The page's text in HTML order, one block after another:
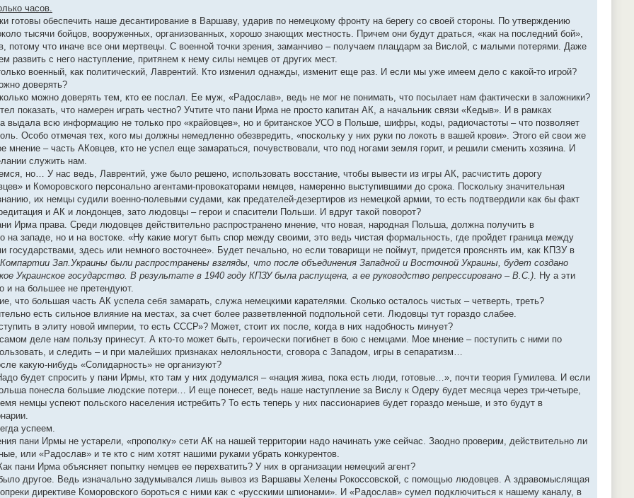
часов.
готовы обеспечить наше десантирование в Варшаву, ударив по немецкому фронту на берегу со своей стороны. По утверждению
тысячи бойцов, вооруженных, организованных, хорошо знающих местность. Причем они будут драться, «как на последний бой»,
потому что иначе все они мертвецы. С военной точки зрения, заманчиво – получаем плацдарм за Вислой, с малыми потерями. Даже
развить с него наступление, притянем к нему силы немцев от других мест.
военный, как политический, Лаврентий. Кто изменил однажды, изменит еще раз. И если мы уже имеем дело с какой-то игрой?
доверять?
можно доверять тем, кто ее послал. Ее муж, «Радослав», ведь не мог не понимать, что посылает нам фактически в заложники?
показать, что намерен играть честно? Учтите что пани Ирма не просто капитан АК, а начальник связи «Кедыв». И в рамках
выдала всю информацию не только про «крайовцев», но и британское УСО в Польше, шифры, коды, радиочастоты – что позволяет
Особо отмечая тех, кого мы должны немедленно обезвредить, «поскольку у них руки по локоть в вашей крови». Этого ей свои же
мнение – часть АКовцев, кто не успел еще замараться, почувствовали, что под ногами земля горит, и решили сменить хозяина. И
служить нам.
но… У нас ведь, Лаврентий, уже было решено, использовать восстание, чтобы вывести из игры АК, расчистить дорогу
и Коморовского персонально агентами-провокаторами немцев, намеренно выступившими до срока. Поскольку значительная
их немцы судили военно-полевыми судами, как предателей-дезертиров из немецкой армии, то есть подтвердили как бы факт
и АК и лондонцев, зато людовцы – герои и спасители Польши. И вдруг такой поворот?
Ирма права. Среди людовцев действительно распространено мнение, что новая, народная Польша, должна получить в
на западе, но и на востоке. «Ну какие могут быть спор между своими, это ведь чистая формальность, где пройдет граница между
государствами, здесь или немного восточнее». Будет печально, но если товарищи не поймут, придется прояснять им, как КПЗУ в
Зап.Украины были распространены взгляды, что после объединения Западной и Восточной Украины, будет создано
Украинское государство. В результате в 1940 году КПЗУ была распущена, а ее руководство репрессировано – В.С.). Ну а эти
и на большее не претендуют.
что большая часть АК успела себя замарать, служа немецкими карателями. Сколько осталось чистых – четверть, треть?
есть сильное влияние на местах, за счет более разветвленной подпольной сети. Людовцы тут гораздо слабее.
в элиту новой империи, то есть СССР»? Может, стоит их после, когда в них надобность минует?
деле нам пользу принесут. А кто-то может быть, героически погибнет в бою с немцами. Мое мнение – поступить с ними по
и следить – и при малейших признаках нелояльности, сговора с Западом, игры в сепаратизм…
какую-нибудь «Солидарность» не организуют?
будет спросить у пани Ирмы, кто там у них додумался – «нация жива, пока есть люди, готовые…», почти теория Гумилева. И если
понесла большие людские потери… И еще понесет, ведь наше наступление за Вислу к Одеру будет месяца через три-четыре,
немцы успеют польского населения истребить? То есть теперь у них пассионариев будет гораздо меньше, и это будут в
успеем.
пани Ирмы не устарели, «прополку» сети АК на нашей территории надо начинать уже сейчас. Заодно проверим, действительно ли
или «Радослав» и те кто с ним хотят нашими руками убрать конкурентов.
пани Ирма объясняет попытку немцев ее перехватить? У них в организации немецкий агент?
другое. Ведь изначально задумывался лишь вывоз из Варшавы Хелены Рокоссовской, с помощью людовцев. А здравомыслящая
директиве Коморовского бороться с ними как с «русскими шпионами». И «Радослав» сумел подключиться к нашему каналу, в